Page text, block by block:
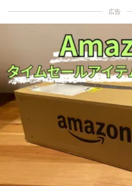
広告